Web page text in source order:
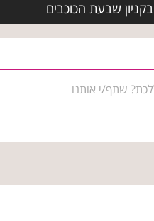
בקניון שבעת הכוכבים
שתף/י אותנו